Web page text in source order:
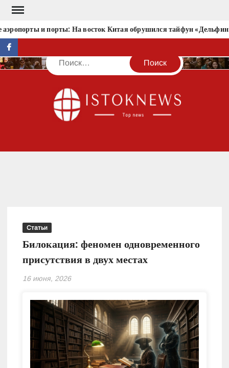
Перейти
содержимомуи порты: На восток Китая обрушился тайфун «Дельфин»
facebook
Поиск
Статьи
Билокация: феномен одновременного
присутствия в двух местах
16 июня, 2026